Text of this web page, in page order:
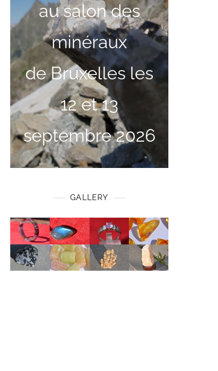
au salon des
minéraux
de Bruxelles les
12 et 13
septembre 2026
GALLERY